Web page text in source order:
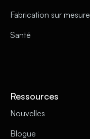
Fabrication sur mesure
Santé
Ressources
Nouvelles
Blogue